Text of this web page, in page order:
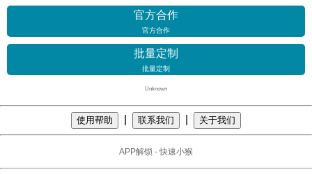
官方合作
官方合作
批量定制
批量定制
Unknown
使用帮助 联系我们 关于我们
APP解锁 - 快速小猴